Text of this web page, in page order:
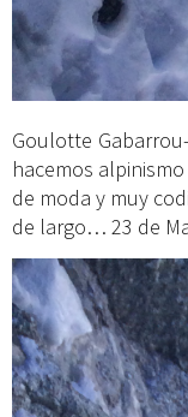
Goulotte
hacemos
de moda y muy
de largo… 23 de